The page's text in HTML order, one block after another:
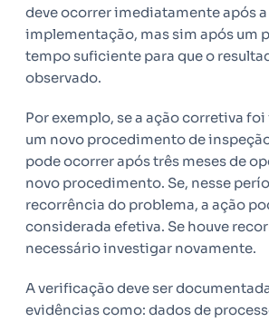
deve ocorrer imediatamente após a
implementação, mas sim após um
tempo suficiente para que o
observado.
Por exemplo, se a ação corretiva
um novo procedimento de
pode ocorrer após três meses de
novo procedimento. Se, nesse
recorrência do problema, a ação
considerada efetiva. Se houve
necessário investigar novamente.
A verificação deve ser
evidências como: dados de